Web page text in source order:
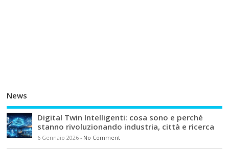
News
Digital Twin Intelligenti: cosa sono e perché
stanno rivoluzionando industria, città e ricerca
6 Gennaio 2026 - No Comment